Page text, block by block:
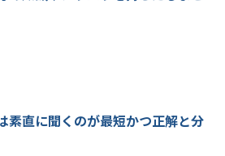
素直に聞くのが最短かつ正解と分